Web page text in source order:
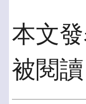
本文
被閱